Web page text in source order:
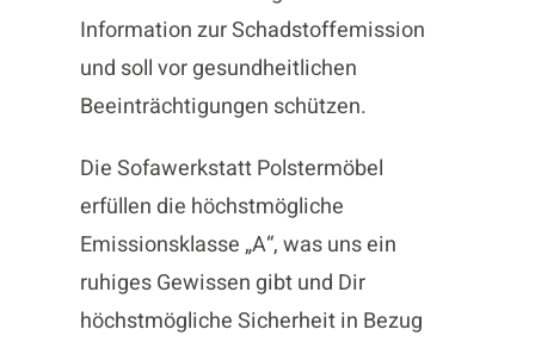
Information zur Schadstoffemission
und soll vor gesundheitlichen
Beeinträchtigungen schützen.
Die Sofawerkstatt Polstermöbel
erfüllen die höchstmögliche
Emissionsklasse „A“, was uns ein
ruhiges Gewissen gibt und Dir
höchstmögliche Sicherheit in Bezug